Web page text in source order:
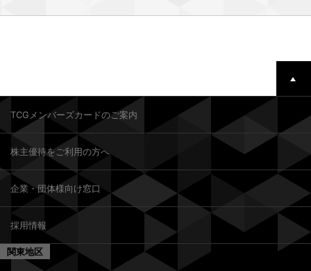
TCGメンバーズカードのご案内
株主優待をご利用の方へ
企業・団体様向け窓口
採用情報
関東地区